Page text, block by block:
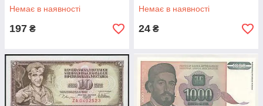
Немає в наявності
197 ₴
Немає в наявності
24 ₴